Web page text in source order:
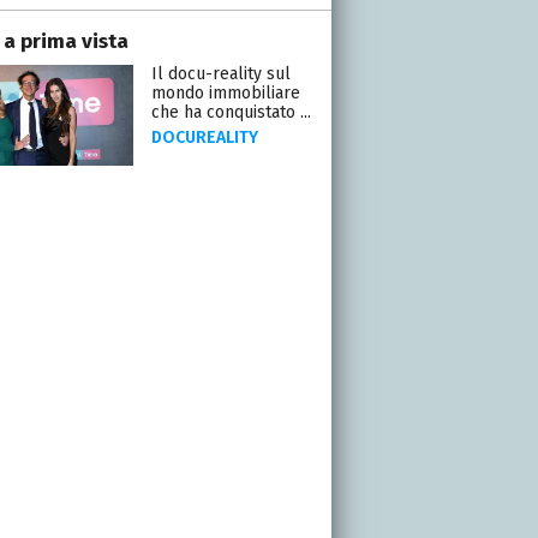
a prima vista
Il docu-reality sul
mondo immobiliare
che ha conquistato ...
DOCUREALITY